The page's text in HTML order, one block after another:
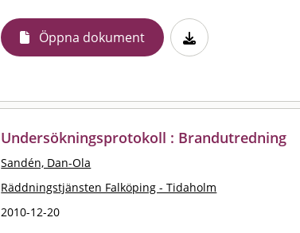
Öppna dokument
Undersökningsprotokoll : Brandutredning
Sandén, Dan-Ola
Räddningstjänsten Falköping - Tidaholm
2010-12-20